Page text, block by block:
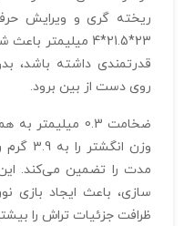
ریخته‌ گری و ویرایش
23*21.5*4
قدرتمندی داشته باشد،
روی دست از بین برود.
ضخامت 0.3
وزن
مدت را تضمین می‌کند.
سازی، باعث ایجاد بازی
ظرافت جزئیات تراش را